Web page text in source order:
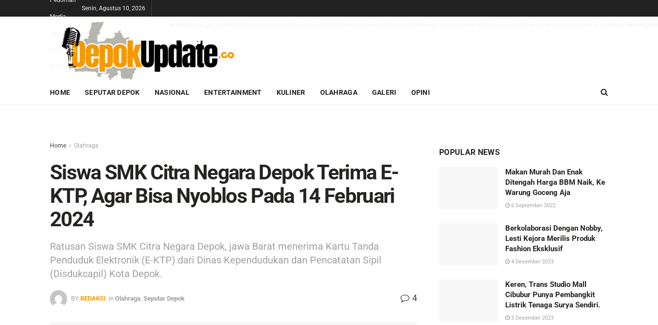
Media
Cyber
Kebijakan
Senin, Agustus 10, 2026
HOME SEPUTAR DEPOK NASIONAL ENTERTAINMENT KULINER OLAHRAGA GALERI OPINI
Home Olahraga
Siswa SMK Citra Negara Depok Terima E-
KTP, Agar Bisa Nyoblos Pada 14 Februari
2024
Ratusan Siswa SMK Citra Negara Depok, jawa Barat menerima Kartu Tanda
Penduduk Elektronik (E-KTP) dari Dinas Kependudukan dan Pencatatan Sipil
(Disdukcapil) Kota Depok.
BY REDAKSI in Olahraga Seputar Depok 4
POPULAR NEWS
Makan Murah Dan Enak
Ditengah Harga BBM Naik, Ke
Warung Goceng Aja
6 September 2022
Berkolaborasi Dengan Nobby,
Lesti Kejora Merilis Produk
Fashion Eksklusif
4 Desember 2023
Keren, Trans Studio Mall
Cibubur Punya Pembangkit
Listrik Tenaga Surya Sendiri.
5 Desember 2023